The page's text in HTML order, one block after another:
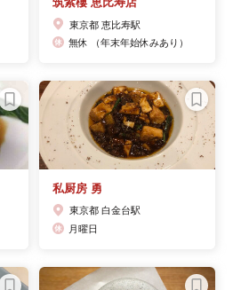
東京都 恵比寿駅
無休 （年末年始休みあり）
私厨房 勇
東京都 白金台駅
月曜日